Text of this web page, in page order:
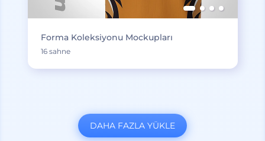
Forma Koleksiyonu Mockupları
16 sahne
DAHA FAZLA YÜKLE